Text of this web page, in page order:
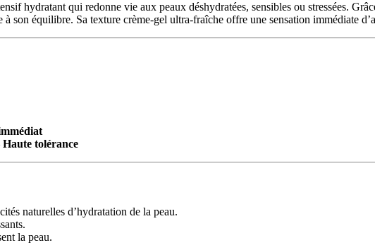
hydratant qui redonne vie aux peaux déshydratées, sensibles ou stressées.
à son équilibre. Sa texture crème-gel ultra-fraîche offre une sensation immédiate
Haute tolérance
naturelles d’hydratation de la peau.
la peau.